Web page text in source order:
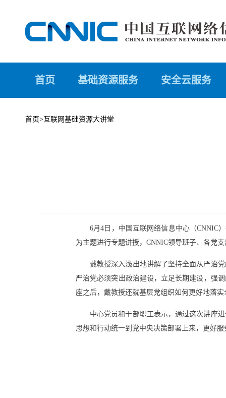
首页 基础资源服务 安全云服务
首页>互联网基础资源大讲堂
6月4日，中国互联网络信息中心（CNNIC
为主题进行专题讲授，CNNIC领导班子、各党
戴教授深入浅出地讲解了坚持全面从严治
严治党必须突出政治建设，立足长期建设，强
座之后，戴教授还就基层党组织如何更好地落
中心党员和干部职工表示，通过这次讲座
思想和行动统一到党中央决策部署上来，更好